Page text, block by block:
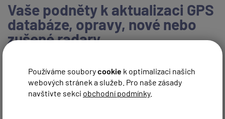
Používáme souborycookie k optimalizaci našich
webových stránek a služeb. Pro naše zásady
navštivte sekci obchodní podmínky.
Vaše podněty k aktualizaci GPS
databáze, opravy, nové nebo
zušené radary.
NAPSAT NOVÝ PŘÍSPĚVEK
ZRUŠIT HLEDÁNÍ